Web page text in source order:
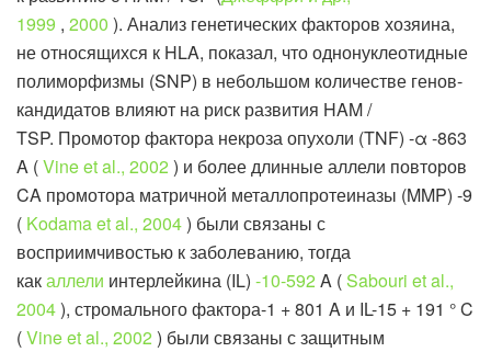
1999 , 2000 ). Анализ генетических факторов хозяина,
не относящихся к HLA, показал, что однонуклеотидные
полиморфизмы (SNP) в небольшом количестве генов-
кандидатов влияют на риск развития HAM /
TSP. Промотор фактора некроза опухоли (TNF) -α -863
A (Vine et al., 2002 ) и более длинные аллели повторов
CA промотора матричной металлопротеиназы (MMP) -9
( Kodama et al., 2004) были связаны с
восприимчивостью к заболеванию, тогда
какаллели интерлейкина (IL) -10-592 A (Sabouri et al.,
2004), стромального фактора-1 + 801 A и IL-15 + 191 ° C
(Vine et al., 2002 ) были связаны с защитным